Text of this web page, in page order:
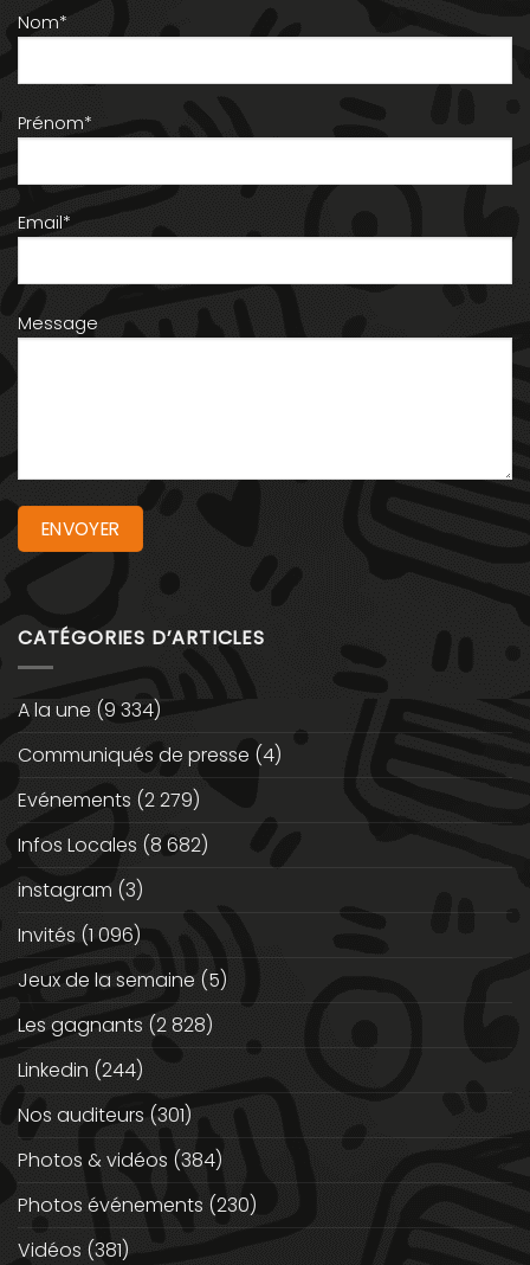
Nom*
Prénom*
Email*
Message
CATÉGORIES D’ARTICLES
A la une (9 334)
Communiqués de presse (4)
Evénements (2 279)
Infos Locales (8 682)
instagram (3)
Invités (1 096)
Jeux de la semaine (5)
Les gagnants (2 828)
Linkedin (244)
Nos auditeurs (301)
Photos & vidéos (384)
Photos événements (230)
Vidéos (381)